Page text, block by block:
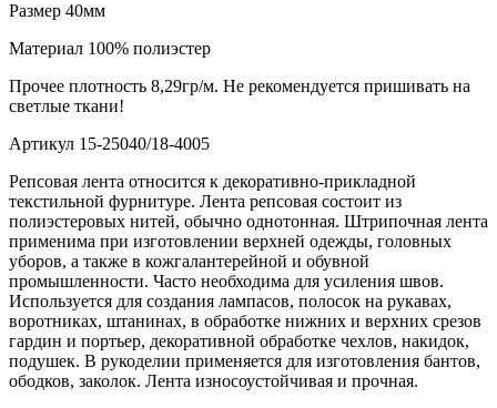
Размер 40мм
Материал 100% полиэстер
Прочее плотность 8,29гр/м. Не рекомендуется пришивать на
светлые ткани!
Артикул 15-25040/18-4005
Репсовая лента относится к декоративно-прикладной
текстильной фурнитуре. Лента репсовая состоит из
полиэстеровых нитей, обычно однотонная. Штрипочная лента
применима при изготовлении верхней одежды, головных
уборов, а также в кожгалантерейной и обувной
промышленности. Часто необходима для усиления швов.
Используется для создания лампасов, полосок на рукавах,
воротниках, штанинах, в обработке нижних и верхних срезов
гардин и портьер, декоративной обработке чехлов, накидок,
подушек. В рукоделии применяется для изготовления бантов,
ободков, заколок. Лента износоустойчивая и прочная.